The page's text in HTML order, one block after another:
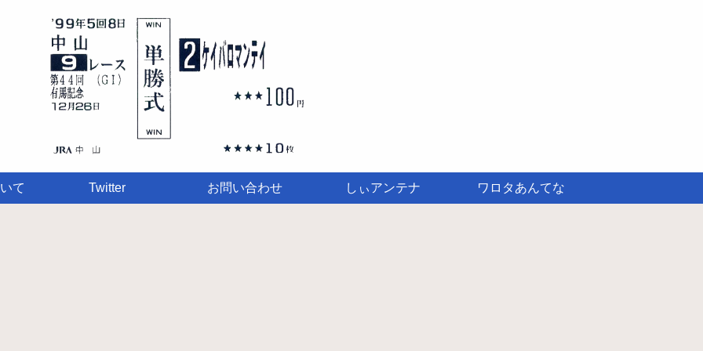
て Twitter お問い合わせ しぃアンテナ ワロタあんてな